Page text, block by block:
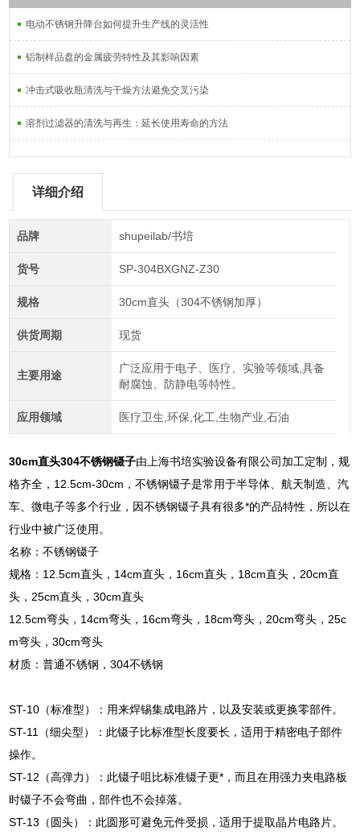
电动不锈钢升降台如何提升生产线的灵活性
铝制样品盘的金属疲劳特性及其影响因素
冲击式吸收瓶清洗与干燥方法避免交叉污染
溶剂过滤器的清洗与再生：延长使用寿命的方法
详细介绍
品牌 shupeilab/书培
货号 SP-304BXGNZ-Z30
规格 30cm直头（304不锈钢加厚）
供货周期 现货
主要用途
广泛应用于电子、医疗、实验等领域,具备
耐腐蚀、防静电等特性。
应用领域 医疗卫生,环保,化工,生物产业,石油
30cm直头304不锈钢镊子由上海书培实验设备有限公司加工定制，规
格齐全，12.5cm-30cm，不锈钢镊子是常用于半导体、航天制造、汽
车、微电子等多个行业，因不锈钢镊子具有很多*的产品特性，所以在
行业中被广泛使用。
名称：不锈钢镊子
规格：12.5cm直头，14cm直头，16cm直头，18cm直头，20cm直
头，25cm直头，30cm直头
12.5cm弯头，14cm弯头，16cm弯头，18cm弯头，20cm弯头，25c
m弯头，30cm弯头
材质：普通不锈钢，304不锈钢
ST-10（标准型）：用来焊锡集成电路片，以及安装或更换零部件。
ST-11（细尖型）：此镊子比标准型长度要长，适用于精密电子部件
操作。
ST-12（高弹力）：此镊子咀比标准镊子更*，而且在用强力夹电路板
时镊子不会弯曲，部件也不会掉落。
ST-13（圆头）：此圆形可避免元件受损，适用于提取晶片电路片。